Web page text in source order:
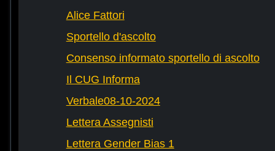
Alice Fattori
Sportello d'ascolto
Consenso informato sportello di ascolto
Il CUG Informa
Verbale08-10-2024
Lettera Assegnisti
Lettera Gender Bias 1